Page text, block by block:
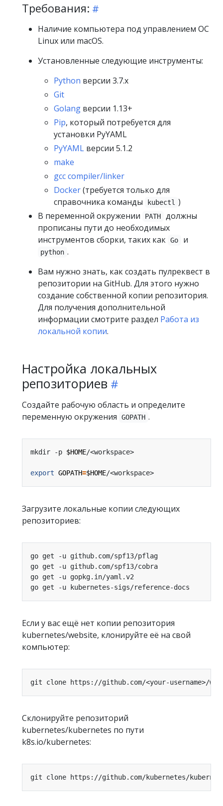
Требования:
Наличие компьютера под управлением ОС
Linux или macOS.
Установленные следующие инструменты:
Python версии 3.7.x
Git
Golang версии 1.13+
Pip, который потребуется для
установки PyYAML
PyYAML версии 5.1.2
make
gcc compiler/linker
Docker(требуется только для
справочника команды
kubectl )
В переменной окружении
PATH
должны
прописаны пути до необходимых
инструментов сборки, таких как Go и
python .
Вам нужно знать, как создать пулреквест в
репозитории на GitHub. Для этого нужно
создание собственной копии репозитория.
Для получения дополнительной
информации смотрите раздел Работа из
локальной копии.
Настройка локальных
репозиториев
Создайте рабочую область и определите
переменную окружения
GOPATH .
mkdir -p $HOME
export GOPATH=$HOME
Загрузите локальные копии следующих
репозиториев:
Если у вас ещё нет копии репозитория
kubernetes/website, клонируйте её на свой
компьютер:
git clone https://github.com/<your-username>/
Склонируйте репозиторий
kubernetes/kubernetes по пути
k8s.io/kubernetes:
git clone https://github.com/kubernetes/